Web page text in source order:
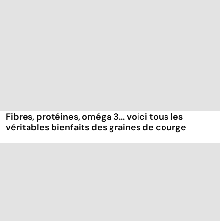
Fibres, protéines, oméga 3... voici tous les
véritables bienfaits des graines de courge